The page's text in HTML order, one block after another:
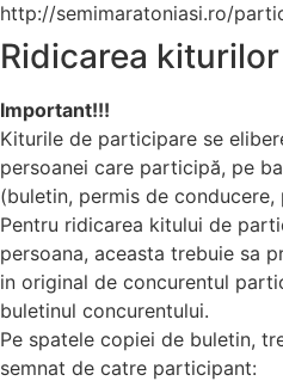
http://semimaratoniasi.ro/
Ridicarea
Important!!!
Kiturile de participare se
persoanei care participă, pe
(buletin, permis de conducere,
Pentru ridicarea kitului de
persoana, aceasta trebuie sa
in original de concurentul
buletinul concurentului.
Pe spatele copiei de buletin,
semnat de catre participant: